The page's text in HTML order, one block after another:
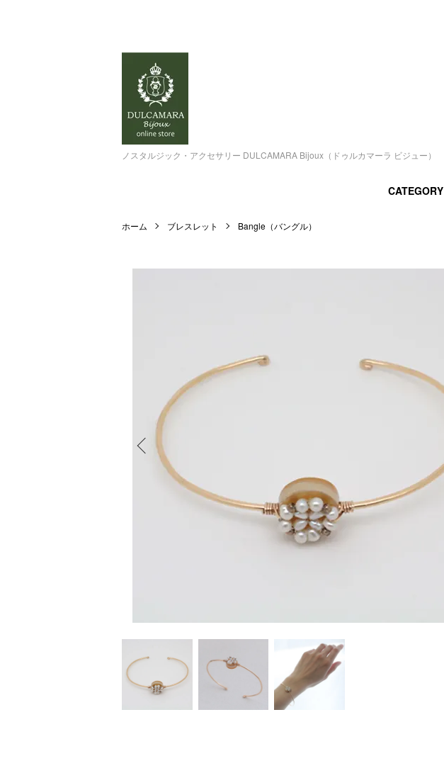
ノスタルジック・アクセサリー DULCAMARA Bijoux（ドゥルカマーラ ビジュー）
CATEGORY
ホーム ブレスレット Bangle（バングル）